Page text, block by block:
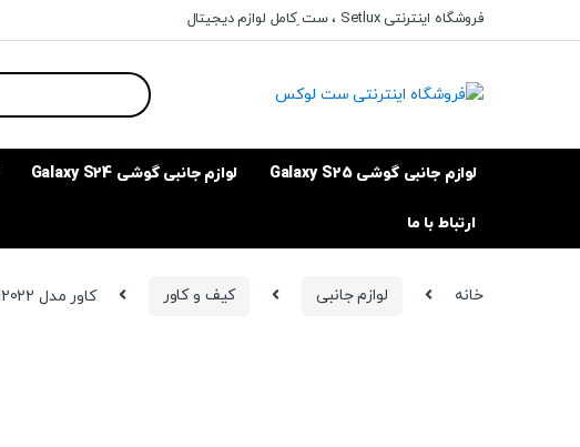
to
to
فروشگاه اینترنتی Setlux ، ست ِکامل لوازم دیجیتال
Search
for:
لوازم جانبی گوشی Galaxy S25 لوازم جانبی گوشی Galaxy S24
ارتباط با ما
خانه لوازم جانبی کیف و کاور کاور مدل MokoIpad2022 تبلت اپل iPad Pro 12.9 2020 / 2021 / 2022